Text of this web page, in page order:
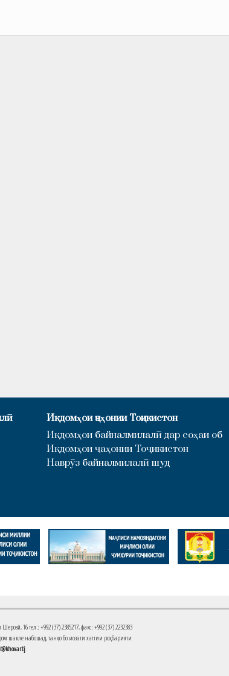
Иқдомҳои ҷаҳонии Тоҷикистон
Иқдомҳои байналмилалӣ дар соҳаи об
Иқдомҳои ҷаҳонии Тоҷикистон
Наврӯз байналмилалӣ шуд
16 тел.: +992 (37) 2385217, факс: +992 (37) 2232383
шакле набошад, танҳо бо иҷозати хаттии роҳбарияти